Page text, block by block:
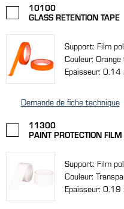
10100
GLASS RETENTION TAPE
Support: Film
Couleur:
Epaisseur: 0.14
Demande de fiche technique
11300
PAINT PROTECTION FILM
Support: Film
Couleur:
Epaisseur: 0.19